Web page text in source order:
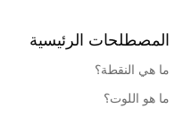
المصطلحات الرئيسية
ما هي النقطة؟
ما هو اللوت؟